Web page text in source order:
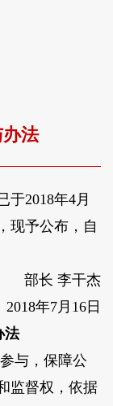
法
2018年4月
现予公布，自
部长 李干杰
年7月16日
法
与，保障公
监督权，依据